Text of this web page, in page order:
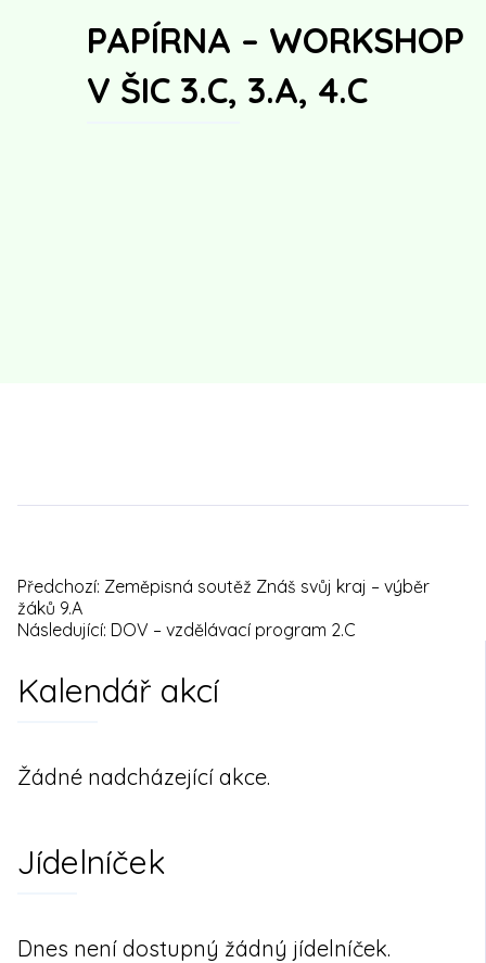
PAPÍRNA – WORKSHOP
V ŠIC 3.C, 3.A, 4.C
Navigace
pro
příspěvek
Předchozí: Zeměpisná soutěž Znáš svůj kraj – výběr
žáků 9.A
Následující: DOV – vzdělávací program 2.C
Kalendář akcí
Žádné nadcházející akce.
Jídelníček
Dnes není dostupný žádný jídelníček.